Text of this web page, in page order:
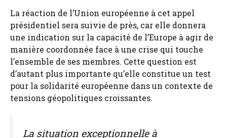
La réaction de l’Union européenne à cet appel
présidentiel sera suivie de près, car elle donnera
une indication sur la capacité de l’Europe à agir de
manière coordonnée face à une crise qui touche
l’ensemble de ses membres. Cette question est
d’autant plus importante qu’elle constitue un test
pour la solidarité européenne dans un contexte de
tensions géopolitiques croissantes.
La situation exceptionnelle à